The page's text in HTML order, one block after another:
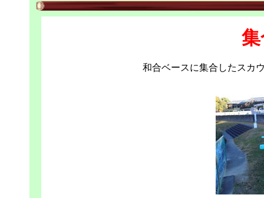
和合ベースに集合したスカ